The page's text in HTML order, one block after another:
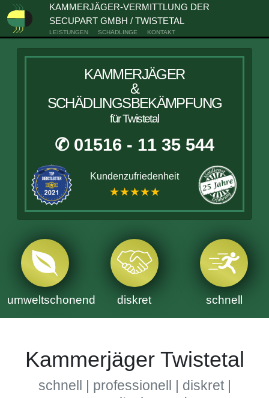
KAMMERJÄGER-VERMITTLUNG DER
SECUPART GMBH / TWISTETAL
LEISTUNGEN SCHÄDLINGE KONTAKT
KAMMERJÄGER
&
SCHÄDLINGSBEKÄMPFUNG
für Twistetal
✆ 01516 - 11 35 544
Kundenzufriedenheit
★★★★★
umweltschonend diskret schnell
Kammerjäger Twistetal
schnell | professionell | diskret |